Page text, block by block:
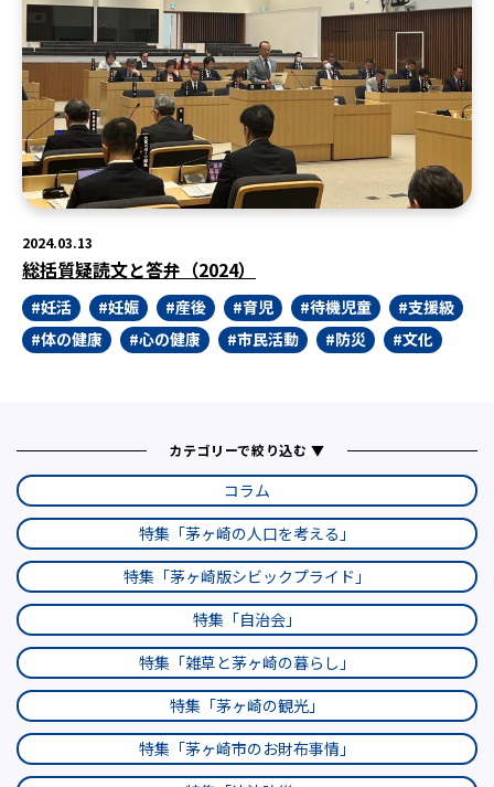
2024.03.13
総括質疑読文と答弁（2024）
妊活 妊娠 産後 育児 待機児童
支援級
体の健康
心の健康 市民活動 防災 文化
カテゴリーで絞り込む ▼
コラム
特集「茅ヶ崎の人口を考える」
特集「茅ヶ崎版シビックプライド」
特集「自治会」
特集「雑草と茅ヶ崎の暮らし」
特集「茅ヶ崎の観光」
特集「茅ヶ崎市のお財布事情」